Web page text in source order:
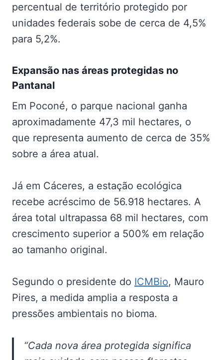
percentual de território protegido por
unidades federais sobe de cerca de 4,5%
para 5,2%.
Expansão nas áreas protegidas no
Pantanal
Em Poconé, o parque nacional ganha
aproximadamente 47,3 mil hectares, o
que representa aumento de cerca de 35%
sobre a área atual.
Já em Cáceres, a estação ecológica
recebe acréscimo de 56.918 hectares. A
área total ultrapassa 68 mil hectares, com
crescimento superior a 500% em relação
ao tamanho original.
Segundo o presidente do ICMBio, Mauro
Pires, a medida amplia a resposta a
pressões ambientais no bioma.
“Cada nova área protegida significa